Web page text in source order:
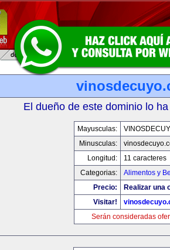
El dueño de este dominio lo
Mayusculas:
Minusculas:
Longitud:
11 caracteres
Categorias:
Alimentos y
Precio:
Realizar una
Visitar!
Serán consideradas